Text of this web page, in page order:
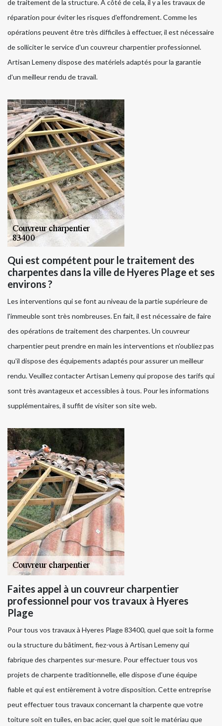
de traitement de la structure. À côté de cela, il y a les travaux de
réparation pour éviter les risques d'effondrement. Comme les
opérations peuvent être très difficiles à effectuer, il est nécessaire
de solliciter le service d'un couvreur charpentier professionnel.
Artisan Lemeny dispose des matériels adaptés pour la garantie
d'un meilleur rendu de travail.
Qui est compétent pour le traitement des
charpentes dans la ville de Hyeres Plage et ses
environs ?
Les interventions qui se font au niveau de la partie supérieure de
l'immeuble sont très nombreuses. En fait, il est nécessaire de faire
des opérations de traitement des charpentes. Un couvreur
charpentier peut prendre en main les interventions et n'oubliez pas
qu'il dispose des équipements adaptés pour assurer un meilleur
rendu. Veuillez contacter Artisan Lemeny qui propose des tarifs qui
sont très avantageux et accessibles à tous. Pour les informations
supplémentaires, il suffit de visiter son site web.
Faites appel à un couvreur charpentier
professionnel pour vos travaux à Hyeres
Plage
Pour tous vos travaux à Hyeres Plage 83400, quel que soit la forme
ou la structure du bâtiment, fiez-vous à Artisan Lemeny qui
fabrique des charpentes sur-mesure. Pour effectuer tous vos
projets de charpente traditionnelle, elle dispose d’une équipe
fiable et qui est entièrement à votre disposition. Cette entreprise
peut effectuer tous travaux concernant la charpente que votre
toiture soit en tuiles, en bac acier, quel que soit le matériau que